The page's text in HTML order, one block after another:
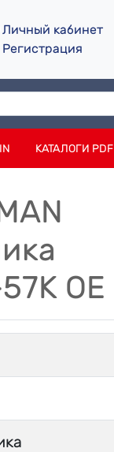
Личный кабинет
Регистрация
КАТАЛОГИ PDF
OE